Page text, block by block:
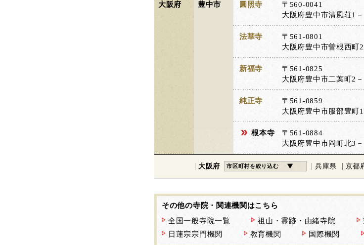
大阪府 豊中市 圓照寺
〒560-0041
大阪府豊中市清風荘1
法華寺
〒561-0801
大阪府豊中市曽根西町
新福寺
〒561-0825
大阪府豊中市二葉町2
純正寺
〒561-0859
大阪府豊中市服部豊町
根本寺
〒561-0884
大阪府豊中市岡町北3
大阪府 市区町村を絞り込む 兵庫県 京都
その他の寺院・関連機関はこちら
全国一般寺院一覧
祖山・霊跡・由緒寺院
日蓮宗宗門機関
教育機関 国際機関